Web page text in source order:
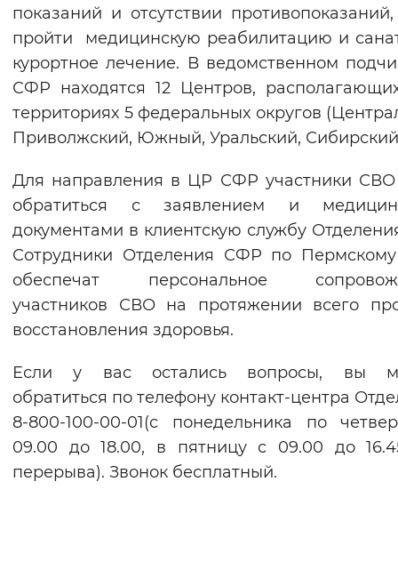
показаний и отсутствии
пройти медицинскую реабилитацию и
курортное лечение. В ведомственном
СФР находятся 12 Центров,
территориях 5 федеральных округов
Приволжский, Южный, Уральский,
Для направления в ЦР СФР участники СВО
обратиться с заявлением и
документами в клиентскую службу
Сотрудники Отделения СФР по
обеспечат персональное
участников СВО на протяжении всего
восстановления здоровья.
Если у вас остались вопросы, вы
обратиться по телефону контакт-центра
8-800-100-00-01(с понедельника по
09.00 до 18.00, в пятницу с 09.00 до
перерыва). Звонок бесплатный.